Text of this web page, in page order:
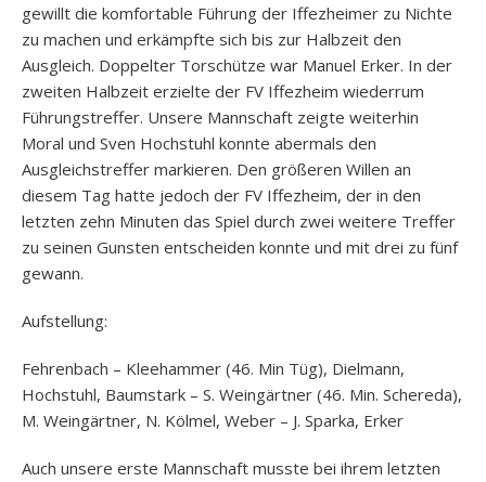
gewillt die komfortable Führung der Iffezheimer zu Nichte
zu machen und erkämpfte sich bis zur Halbzeit den
Ausgleich. Doppelter Torschütze war Manuel Erker. In der
zweiten Halbzeit erzielte der FV Iffezheim wiederrum
Führungstreffer. Unsere Mannschaft zeigte weiterhin
Moral und Sven Hochstuhl konnte abermals den
Ausgleichstreffer markieren. Den größeren Willen an
diesem Tag hatte jedoch der FV Iffezheim, der in den
letzten zehn Minuten das Spiel durch zwei weitere Treffer
zu seinen Gunsten entscheiden konnte und mit drei zu fünf
gewann.
Aufstellung:
Fehrenbach – Kleehammer (46. Min Tüg), Dielmann,
Hochstuhl, Baumstark – S. Weingärtner (46. Min. Schereda),
M. Weingärtner, N. Kölmel, Weber – J. Sparka, Erker
Auch unsere erste Mannschaft musste bei ihrem letzten